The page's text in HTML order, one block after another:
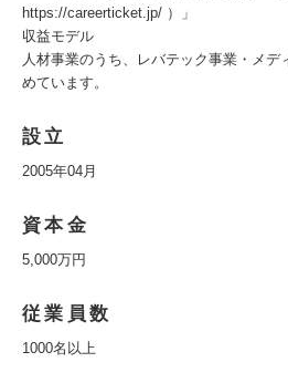
https://careerticket.jp/ ）」
収益モデル
人材事業のうち、レバテック事業・メデ
めています。
設立
2005年04月
資本金
5,000万円
従業員数
1000名以上